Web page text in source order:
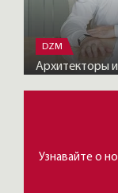
DZM
Архитекторы
Узнавайте о